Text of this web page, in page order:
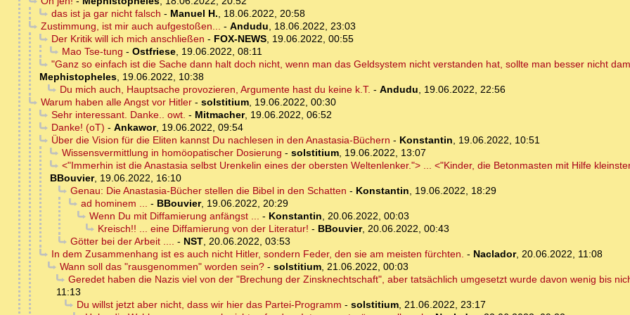
das ist ja gar nicht falsch - Manuel H.
18.06.2022, 20:58
Zustimmung, ist mir auch aufgestoßen...
- Andudu
18.06.2022, 23:03
Der Kritik will ich mich anschließen - FOX-NEWS, 19.06.2022, 00:55
Mao Tse-tung - Ostfriese, 19.06.2022, 08:11
"Ganz so einfach ist die Sache dann halt doch nicht, wenn man das Geldsystem nicht verstanden hat, sollte man besser nicht
Mephistopheles 19.06.2022, 10:38
Du mich auch, Hauptsache provozieren, Argumente hast du keine k.T. - Andudu
19.06.2022, 22:56
Warum haben alle Angst vor Hitler- solstitium, 19.06.2022, 00:30
Sehr interessant. Danke.. owt. - Mitmacher, 19.06.2022, 06:52
Danke! (oT) - Ankawor, 19.06.2022, 09:54
Über die Vision für die Eliten kannst Du nachlesen in den Anastasia-Büchern - Konstantin
19.06.2022, 10:51
Wissensvermittlung in homöopatischer Dosierung - solstitium, 19.06.2022, 13:07
<"Immerhin ist die Anastasia selbst Urenkelin eines der obersten Weltenlenker."> ... <"Kinder, die Betonmasten mit Hilfe
BBouvier, 19.06.2022, 16:10
Genau: Die Anastasia-Bücher stellen die Bibel in den Schatten - Konstantin
19.06.2022, 18:29
ad hominem ...
- BBouvier, 19.06.2022, 20:29
Wenn Du mit Diffamierung anfängst ...
- Konstantin
20.06.2022, 00:03
Kreisch!! ... eine Diffamierung von der Literatur! - BBouvier, 20.06.2022, 00:43
Götter bei der Arbeit ....
- NST, 20.06.2022, 03:53
In dem Zusammenhang ist es auch nicht Hitler, sondern Feder, den sie am meisten fürchten. - Naclador, 20.06.2022, 11:08
Wann soll das "rausgenommen" worden sein?- solstitium, 21.06.2022, 00:03
Geredet haben die Nazis viel von der "Brechung der Zinsknechtschaft", aber tatsächlich umgesetzt wurde davon wenig bis
11:13
Du willst jetzt aber nicht, dass wir hier das Partei-Programm - solstitium, 21.06.2022, 23:17